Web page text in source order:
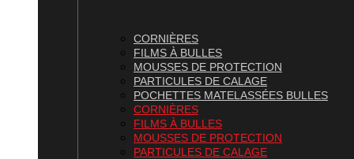
CORNIÈRES
FILMS À BULLES
MOUSSES DE PROTECTION
PARTICULES DE CALAGE
POCHETTES MATELASSÉES BULLES
CORNIÈRES
FILMS À BULLES
MOUSSES DE PROTECTION
PARTICULES DE CALAGE